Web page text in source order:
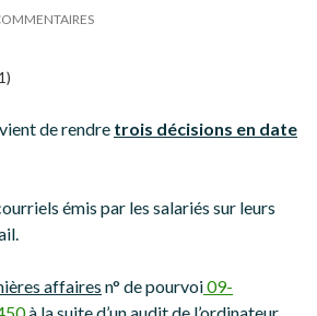
de rendre trois décisions en date
émis par les salariés sur leurs
affaires n° de pourvoi09-